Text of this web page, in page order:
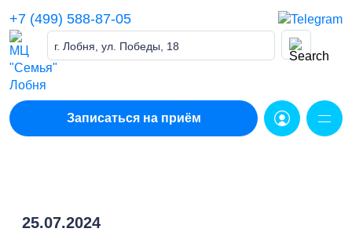
content
+7 (499) 588-87-05
г. Лобня, ул. Победы, 18
Записаться на приём
25.07.2024